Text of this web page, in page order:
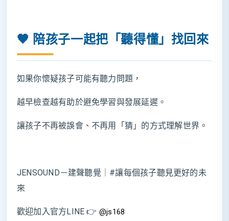
🧡 陪孩子一起把「聽得懂」找回來
如果你懷疑孩子可能有聽力問題，
越早檢查越有助於避免學習與發展延遲。
讓孩子不再被誤會、不再用「猜」的方式理解世界。
JENSOUND－建聲聽覺｜#讓每個孩子聽見更好的未
來
歡迎加入官方LINE 👉 @js168